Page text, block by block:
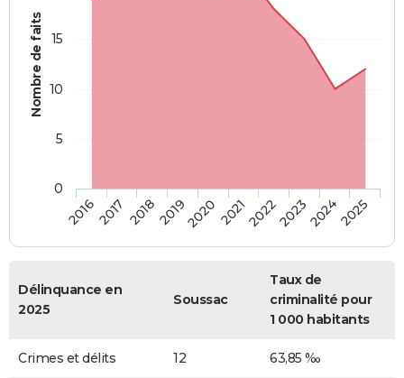
Nombre de faits
20162017 20182019202020212022202320242025
0
5
10
15
Délinquance en
2025
Soussac
Taux de
criminalité pour
1 000 habitants
Crimes et délits 12 63,85 ‰